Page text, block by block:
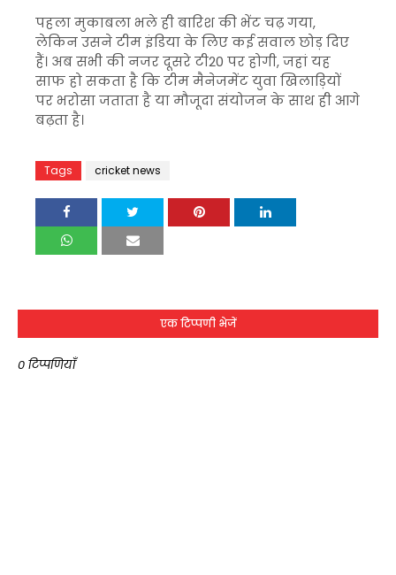
पहला मुकाबला भले ही बारिश की भेंट चढ़ गया,
लेकिन उसने टीम इंडिया के लिए कई सवाल छोड़ दिए
हैं। अब सभी की नजर दूसरे टी20 पर होगी, जहां यह
साफ हो सकता है कि टीम मैनेजमेंट युवा खिलाड़ियों
पर भरोसा जताता है या मौजूदा संयोजन के साथ ही आगे
बढ़ता है।
Tags cricket news
एक टिप्पणी भेजें
0 टिप्पणियाँ